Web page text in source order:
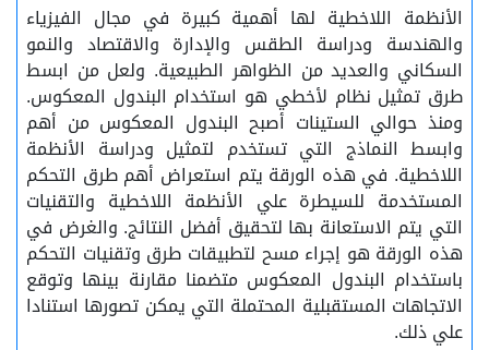
الأنظمة اللاخطية لها أهمية كبيرة في مجال الفيزياء
والهندسة ودراسة الطقس والإدارة والاقتصاد والنمو
السكاني والعديد من الظواهر الطبيعية. ولعل من ابسط
طرق تمثيل نظام لأخطي هو استخدام البندول المعكوس.
ومنذ حوالي الستينات أصبح البندول المعكوس من أهم
وابسط النماذج التي تستخدم لتمثيل ودراسة الأنظمة
اللاخطية. في هذه الورقة يتم استعراض أهم طرق التحكم
المستخدمة للسيطرة علي الأنظمة اللاخطية والتقنيات
التي يتم الاستعانة بها لتحقيق أفضل النتائج. والغرض في
هذه الورقة هو إجراء مسح لتطبيقات طرق وتقنيات التحكم
باستخدام البندول المعكوس متضمنا مقارنة بينها وتوقع
الاتجاهات المستقبلية المحتملة التي يمكن تصورها استنادا
علي ذلك.